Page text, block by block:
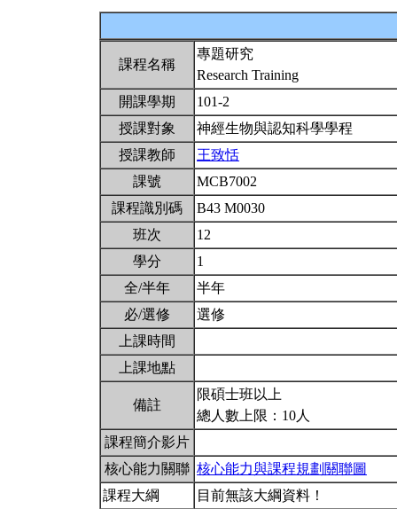
課程名稱
專題研究
Research Training
開課學期
101-2
授課對象
神經生物與認知科學學程
授課教師
王致恬
課號
MCB7002
課程識別碼
B43 M0030
班次
12
學分
1
全/半年
半年
必/選修
選修
上課時間
上課地點
備註
限碩士班以上
總人數上限：10人
課程簡介影片
核心能力關聯 核心能力與課程規劃關聯圖
課程大綱
目前無該大綱資料！